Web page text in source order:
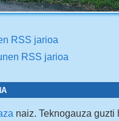
RSS jarioa
RSS jarioa
naiz. Teknogauza guzti